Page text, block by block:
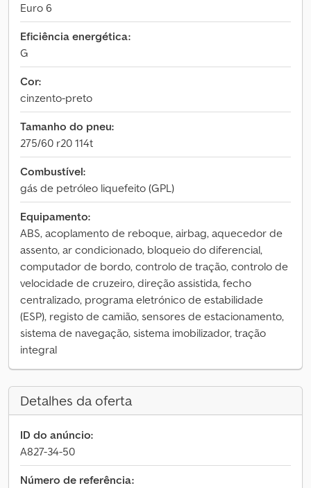
Euro 6
Eficiência energética:
G
Cor:
cinzento-preto
Tamanho do pneu:
275/60 r20 114t
Combustível:
gás de petróleo liquefeito (GPL)
Equipamento:
ABS, acoplamento de reboque, airbag, aquecedor de
assento, ar condicionado, bloqueio do diferencial,
computador de bordo, controlo de tração, controlo de
velocidade de cruzeiro, direção assistida, fecho
centralizado, programa eletrónico de estabilidade
(ESP), registo de camião, sensores de estacionamento,
sistema de navegação, sistema imobilizador, tração
integral
Detalhes da oferta
ID do anúncio:
A827-34-50
Número de referência: